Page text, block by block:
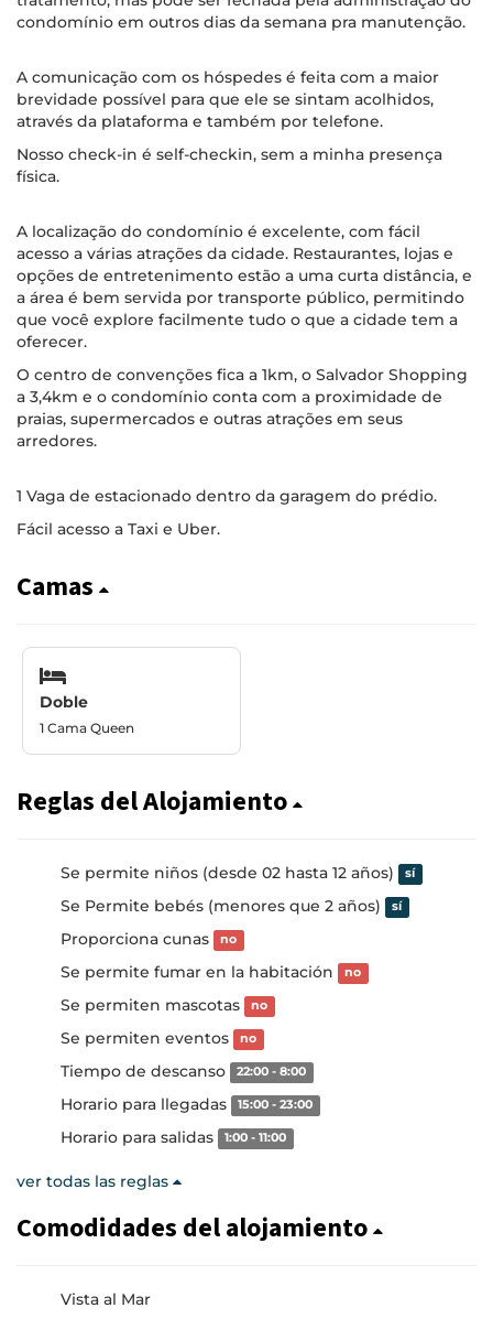
condomínio em outros dias da semana pra manutenção.
A comunicação com os hóspedes é feita com a maior
brevidade possível para que ele se sintam acolhidos,
através da plataforma e também por telefone.
Nosso check-in é self-checkin, sem a minha presença
física.
A localização do condomínio é excelente, com fácil
acesso a várias atrações da cidade. Restaurantes, lojas e
opções de entretenimento estão a uma curta distância, e
a área é bem servida por transporte público, permitindo
que você explore facilmente tudo o que a cidade tem a
oferecer.
O centro de convenções fica a 1km, o Salvador Shopping
a 3,4km e o condomínio conta com a proximidade de
praias, supermercados e outras atrações em seus
arredores.
1 Vaga de estacionado dentro da garagem do prédio.
Fácil acesso a Taxi e Uber.
Camas
Doble
1 Cama Queen
Reglas del Alojamiento
Se permite niños (desde 02 hasta 12 años) sí
Se Permite bebés (menores que 2 años) sí
Proporciona cunas no
Se permite fumar en la habitación no
Se permiten mascotas no
Se permiten eventos no
Tiempo de descanso 22:00 - 8:00
Horario para llegadas 15:00 - 23:00
Horario para salidas 1:00 - 11:00
ver todas las reglas
Comodidades del alojamiento
Vista al Mar